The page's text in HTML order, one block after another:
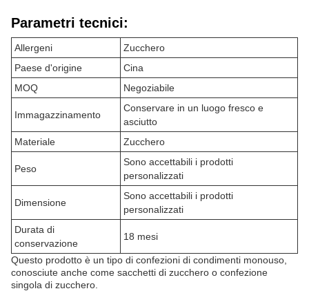
Parametri tecnici:
Allergeni
Zucchero
Paese d'origine
Cina
MOQ
Negoziabile
Immagazzinamento
Conservare in un luogo fresco e
asciutto
Materiale
Zucchero
Peso
Sono accettabili i prodotti
personalizzati
Dimensione
Sono accettabili i prodotti
personalizzati
Durata di
conservazione
18 mesi
Questo prodotto è un tipo di confezioni di condimenti monouso,
conosciute anche come sacchetti di zucchero o confezione
singola di zucchero.